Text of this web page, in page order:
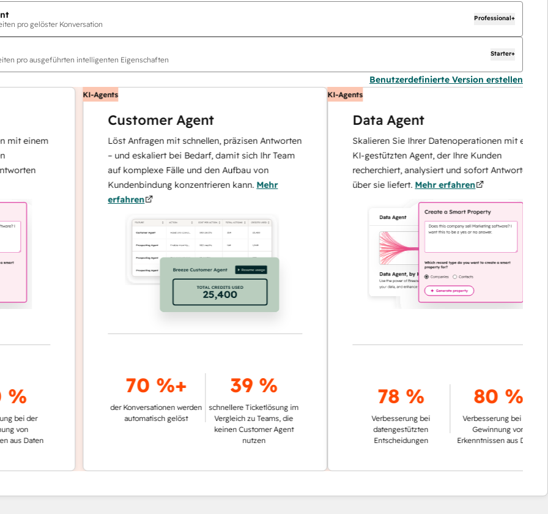
pro gelöster Konversation
Professional+
pro ausgeführten intelligenten Eigenschaften
Starter+
Benutzerdefinierte Version erstellen
einem
der
Daten
KI-Agents
Customer Agent
Löst Anfragen mit schnellen, präzisen Antworten
– und eskaliert bei Bedarf, damit sich Ihr Team
auf komplexe Fälle und den Aufbau von
Kundenbindung konzentrieren kann.Mehr
erfahren
70 %+
der Konversationen werden
automatisch gelöst
39 %
schnellere Ticketlösung im
Vergleich zu Teams, die
keinen Customer Agent
nutzen
KI-Agents
Data Agent
Skalieren Sie Ihrer Datenoperationen mit einem
KI-gestützten Agent, der Ihre Kunden
recherchiert, analysiert und sofort Antworten
über sie liefert.Mehr erfahren
78 %
Verbesserung bei
datengestützten
Entscheidungen
80 %
Verbesserung bei der
Gewinnung von
Erkenntnissen aus Daten